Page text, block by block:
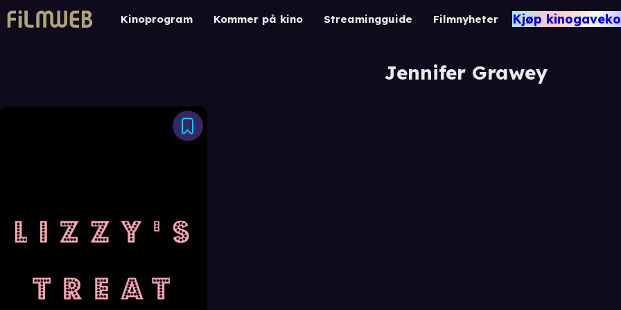
Kinoprogram Kommer på kino Streamingguide Filmnyheter Kjøp
Jennifer Grawey